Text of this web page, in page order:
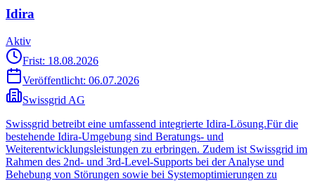
Idira
Aktiv
Frist: 18.08.2026
Veröffentlicht: 06.07.2026
Swissgrid AG
Swissgrid betreibt eine umfassend integrierte Idira‑Lösung.Für die
bestehende Idira‑Umgebung sind Beratungs‑ und
Weiterentwicklungsleistungen zu erbringen. Zudem ist Swissgrid im
Rahmen des 2nd‑ und 3rd‑Level‑Supports bei der Analyse und
Behebung von Störungen sowie bei Systemoptimierungen zu